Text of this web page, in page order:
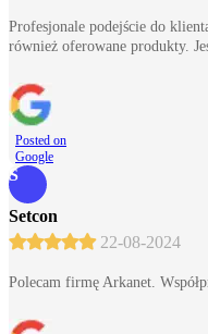
Profesjonale podejście do
również oferowane produkty.
Posted on
Google
S
Setcon
22-08-2024
Polecam firmę Arkanet.